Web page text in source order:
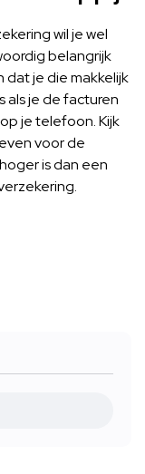
wil je wel
belangrijk
dat je die makkelijk
als je de facturen
je telefoon. Kijk
voor de
is dan een